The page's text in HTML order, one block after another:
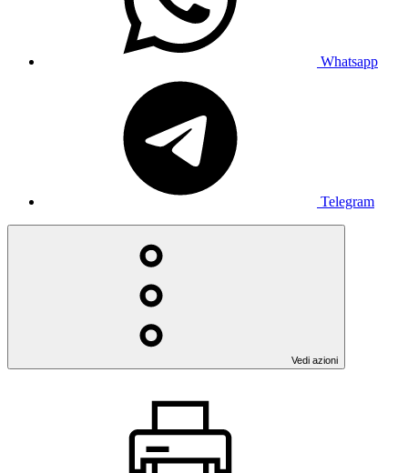
Whatsapp
Telegram
Vedi azioni